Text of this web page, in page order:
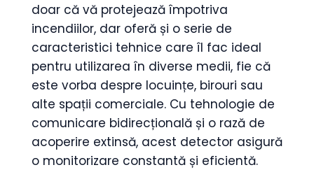
doar că vă protejează împotriva
incendiilor, dar oferă și o serie de
caracteristici tehnice care îl fac ideal
pentru utilizarea în diverse medii, fie că
este vorba despre locuințe, birouri sau
alte spații comerciale. Cu tehnologie de
comunicare bidirecțională și o rază de
acoperire extinsă, acest detector asigură
o monitorizare constantă și eficientă.